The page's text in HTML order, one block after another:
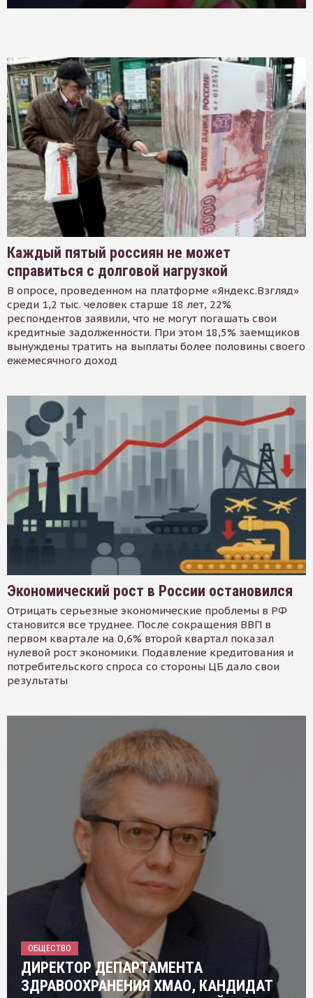
Каждый пятый россиян не может
справиться с долговой нагрузкой
В опросе, проведенном на платформе «Яндекс.Взгляд»
среди 1,2 тыс. человек старше 18 лет, 22%
респондентов заявили, что не могут погашать свои
кредитные задолженности. При этом 18,5% заемщиков
вынуждены тратить на выплаты более половины своего
ежемесячного доход
Экономический рост в России остановился
Отрицать серьезные экономические проблемы в РФ
становится все труднее. После сокращения ВВП в
первом квартале на 0,6% второй квартал показал
нулевой рост экономики. Подавление кредитования и
потребительского спроса со стороны ЦБ дало свои
результаты
ОБЩЕСТВО
ДИРЕКТОР ДЕПАРТАМЕНТА
ЗДРАВООХРАНЕНИЯ ХМАО, КАНДИДАТ